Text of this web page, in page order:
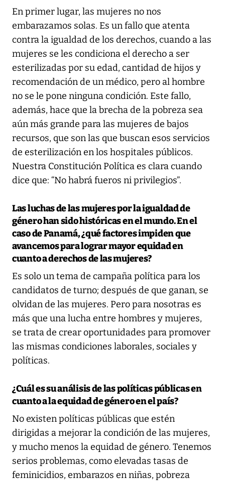
En primer lugar, las mujeres no nos
embarazamos solas. Es un fallo que atenta
contra la igualdad de los derechos, cuando a las
mujeres se les condiciona el derecho a ser
esterilizadas por su edad, cantidad de hijos y
recomendación de un médico, pero al hombre
no se le pone ninguna condición. Este fallo,
además, hace que la brecha de la pobreza sea
aún más grande para las mujeres de bajos
recursos, que son las que buscan esos servicios
de esterilización en los hospitales públicos.
Nuestra Constitución Política es clara cuando
dice que: “No habrá fueros ni privilegios”.
Las luchas de las mujeres por la igualdad de
género han sido históricas en el mundo. En el
caso de Panamá, ¿qué factores impiden que
avancemos para lograr mayor equidad en
cuanto a derechos de las mujeres?
Es solo un tema de campaña política para los
candidatos de turno; después de que ganan, se
olvidan de las mujeres. Pero para nosotras es
más que una lucha entre hombres y mujeres,
se trata de crear oportunidades para promover
las mismas condiciones laborales, sociales y
políticas.
¿Cuál es su análisis de las políticas públicas en
cuanto a la equidad de género en el país?
No existen políticas públicas que estén
dirigidas a mejorar la condición de las mujeres,
y mucho menos la equidad de género. Tenemos
serios problemas, como elevadas tasas de
feminicidios, embarazos en niñas, pobreza